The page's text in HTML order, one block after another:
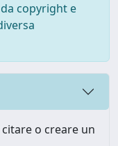
copyright e
o creare un